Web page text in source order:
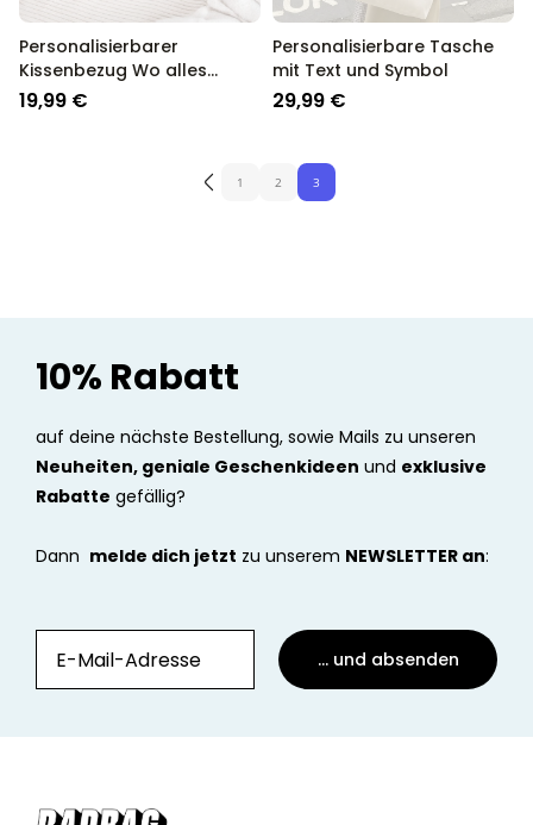
Personalisierbarer
Kissenbezug Wo alles
Begann
19,99 €
Personalisierbare Tasche
mit Text und Symbol
29,99 €
1 2 3
10% Rabatt
auf deine nächste Bestellung, sowie Mails zu unseren
Neuheiten, geniale Geschenkideen und exklusive
Rabatte gefällig?
Dann melde dich jetzt zu unserem NEWSLETTER an:
... und absenden